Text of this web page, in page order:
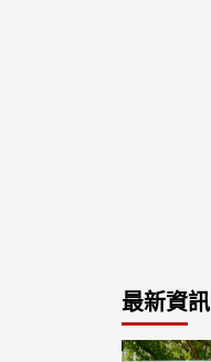
最新資訊